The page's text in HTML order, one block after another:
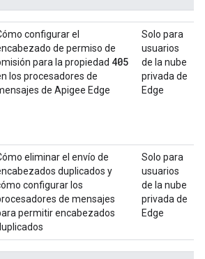
configurar el
de permiso de
para la propiedad 405
los procesadores de
de Apigee Edge
Solo para
usuarios
de la nube
privada de
Edge
eliminar el envío de
duplicados y
configurar los
de mensajes
permitir encabezados
Solo para
usuarios
de la nube
privada de
Edge